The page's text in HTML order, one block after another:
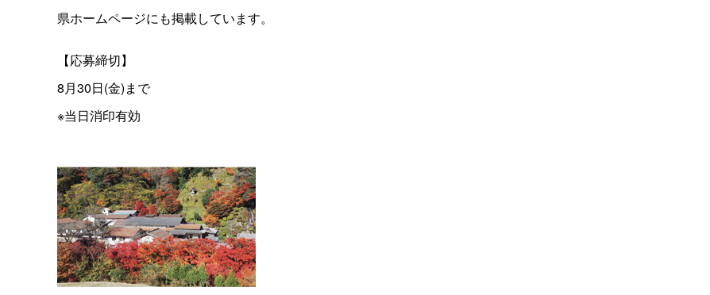
県ホームページにも掲載しています。
【応募締切】
8月30日(金)まで
※当日消印有効